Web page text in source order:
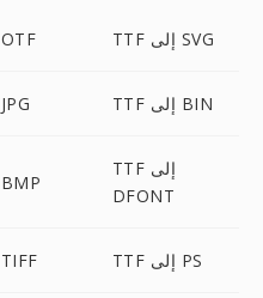
TTF إلى OTF TTF إلى SVG
TTF إلى JPG TTF إلى BIN
TTF إلى BMP
TTF إلى
DFONT
TTF إلى TIFF TTF إلى PS